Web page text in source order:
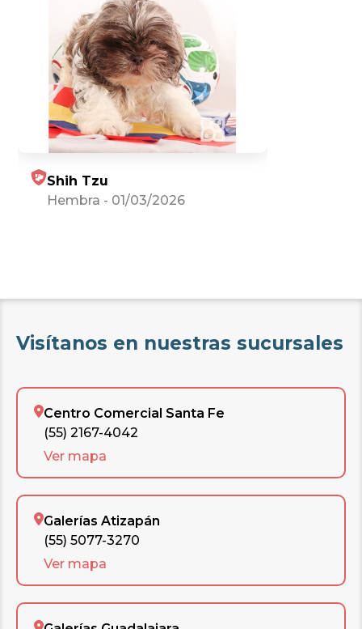
Shih Tzu
Hembra - 01/03/2026
Visítanos en nuestras sucursales
Centro Comercial Santa Fe
(55) 2167-4042
Ver mapa
Galerías Atizapán
(55) 5077-3270
Ver mapa